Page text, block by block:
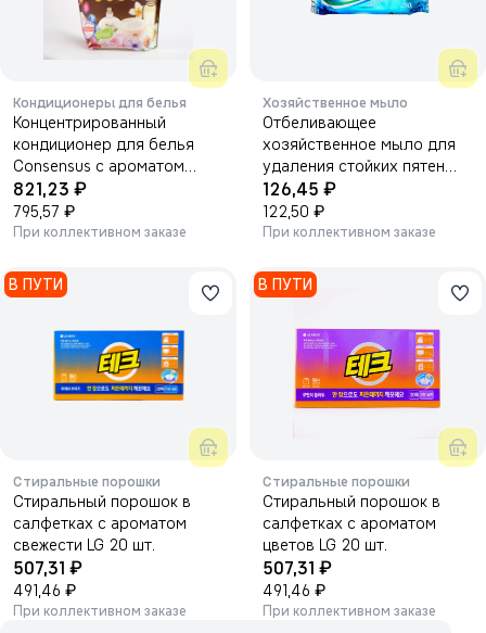
Кондиционеры для белья
Концентрированный
кондиционер для белья
Consensus с ароматом
детской присыпки 2050 мл.
821,23 ₽
795,57 ₽
При коллективном заказе
Хозяйственное мыло
Отбеливающее
хозяйственное мыло для
удаления стойких пятен
230 г.
126,45 ₽
122,50 ₽
При коллективном заказе
В ПУТИ
Стиральные порошки
Стиральный порошок в
салфетках с ароматом
свежести LG 20 шт.
507,31 ₽
491,46 ₽
При коллективном заказе
В ПУТИ
Стиральные порошки
Стиральный порошок в
салфетках с ароматом
цветов LG 20 шт.
507,31 ₽
491,46 ₽
При коллективном заказе